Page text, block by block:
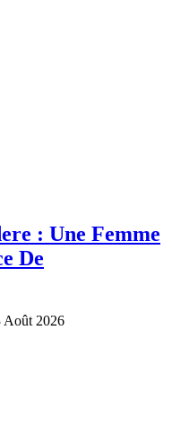
: Une Femme
De
Août 2026